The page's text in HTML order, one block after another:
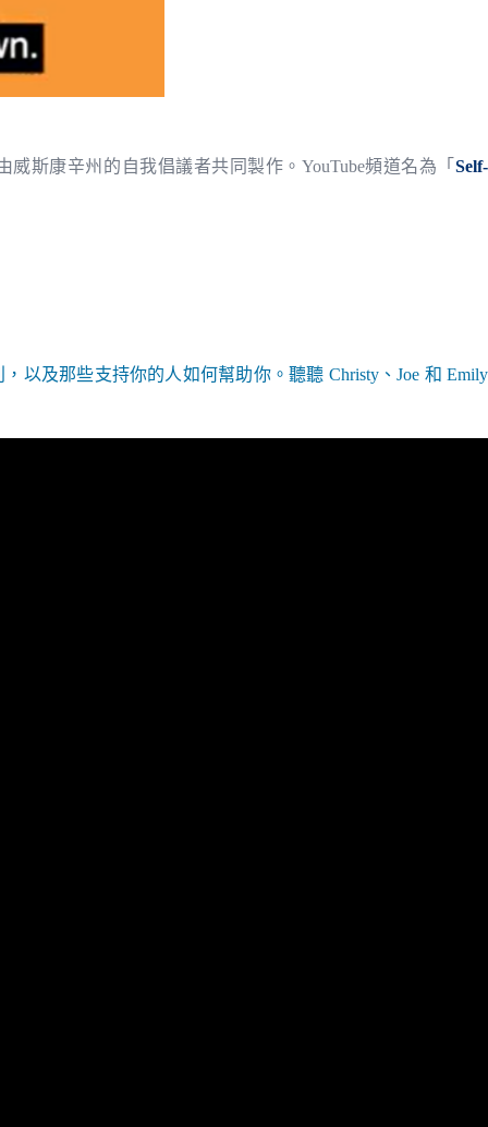
威斯康辛州的自我倡議者共同製作。YouTube頻道名為「Self-
以及那些支持你的人如何幫助你。聽聽 Christy、Joe 和 Emily